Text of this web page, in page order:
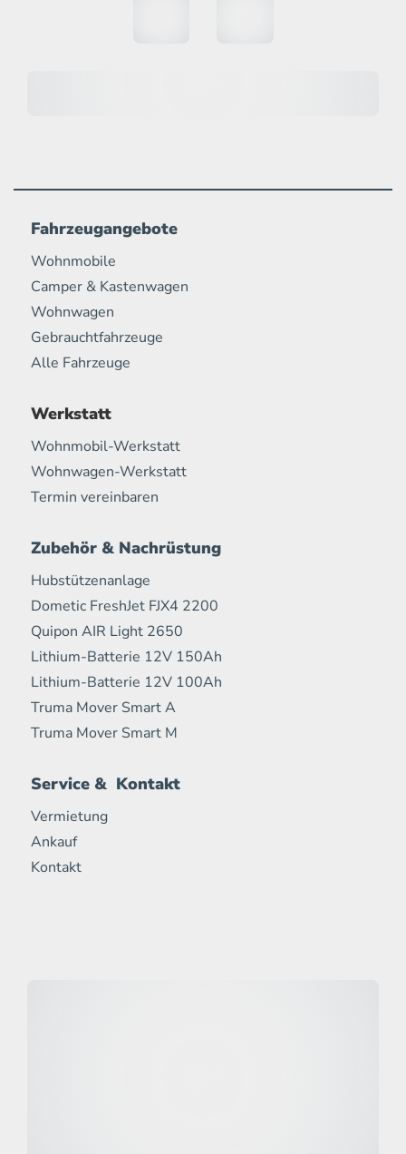
Fahrzeugangebote
Wohnmobile
Camper & Kastenwagen
Wohnwagen
Gebrauchtfahrzeuge
Alle Fahrzeuge
Werkstatt
Wohnmobil-Werkstatt
Wohnwagen-Werkstatt
Termin vereinbaren
Zubehör & Nachrüstung
Hubstützenanlage
Dometic FreshJet FJX4 2200
Quipon AIR Light 2650
Lithium-Batterie 12V 150Ah
Lithium-Batterie 12V 100Ah
Truma Mover Smart A
Truma Mover Smart M
Service & Kontakt
Vermietung
Ankauf
Kontakt